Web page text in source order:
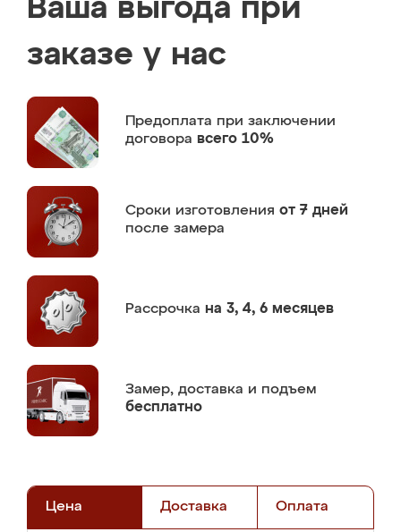
Ваша выгода при
заказе у нас
Предоплата при заключении
договора всего 10%
Сроки изготовления от 7 дней
после замера
Рассрочка на 3, 4, 6 месяцев
Замер, доставка и подъем
бесплатно
Цена Доставка Оплата